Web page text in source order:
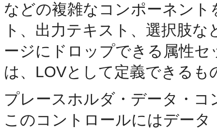
などの複雑なコンポーネン
ト、出力テキスト、選択肢
ージにドロップできる属性
は、LOVとして定義できるも
プレースホルダ・データ・
このコントロールにはデー